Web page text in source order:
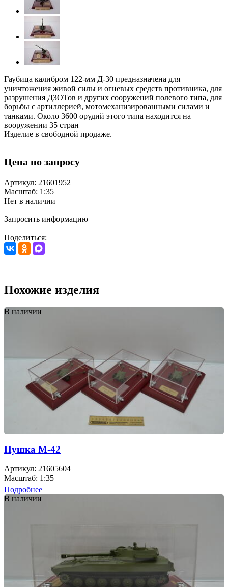
Гаубица калибром 122-мм Д-30 предназначена для
уничтожения живой силы и огневых средств противника, для
разрушения ДЗОТов и других сооружений полевого типа, для
борьбы с артиллерией, мотомеханизированными силами и
танками. Около 3600 орудий этого типа находится на
вооружении 35 стран
Изделие в свободной продаже.
Цена по запросу
Артикул: 21601952
Масштаб: 1:35
Нет в наличии
Запросить информацию
Поделиться:
Похожие изделия
В наличии
Пушка М-42
Артикул: 21605604
Масштаб: 1:35
Подробнее
В наличии